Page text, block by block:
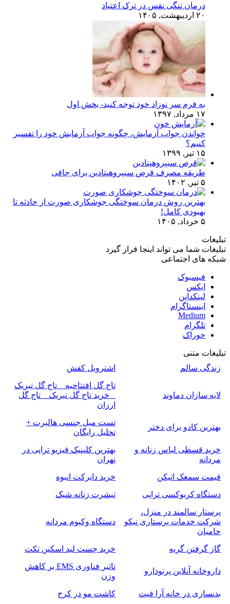
درمان تنگی نفس در ترک اعتیاد
۲۰ اردیبهشت, ۱۴۰۵
به فرم سر نوزاد خود توجه کنید- بخش اول
۱۷ مرداد, ۱۳۹۷
خواندن جواب آزمایش، چگونه جواب آزمایش خود را تفسیر
کنیم؟
۱۵ تیر, ۱۳۹۹
طریقه مصرف قرص سیپروهپتادین برای چاقی
۵ تیر, ۱۴۰۲
بهترین روش درمان سوختگی جوشکاری صورت از حادثه تا
بهبودی کامل!
۵ خرداد, ۱۴۰۵
تبلیغات
تبلیغات شما می تواند اینجا قرار گیرد
شبکه های اجتماعی
فیسبوک
ایکس
لینکداین
اینستاگرام
Medium
تلگرام
خوراک
تبلیغات متنی
زندگی سالم
اشتروبل کفش
لایه سازان دماوند
تاج گل افتتاحیه _ تاج گل تبریک
_ خرید تاج گل تبریک _ تاج گل
ارزان
بهترین کادو برای دختر
تست میل جنسی هالبرت +
تحلیل رایگان
خرید قسطی لباس زنانه و
مردانه
بهترین کلینیک فیزیو تراپی در
تهران
قیمت سمعک اتیکن
خرید دایرکت انبوه
دستگاه کربوکسی تراپی
تیشرت زنانه شیک
پرستار سالمند در منزل،
شرکت خدمات پرستاری نیکو
حامیان
دستگاه وکیوم مردانه
گاز گرفتن گربه خرید چست لید اسکین تکت
داروخانه آنلاین پرتودارو
تاثیر فناوری EMS بر کاهش
وزن
بدنسازی در خانه آرا فیت
کاشت مو در کرج